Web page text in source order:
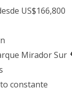
US$166,800
Mirador Sur
constante